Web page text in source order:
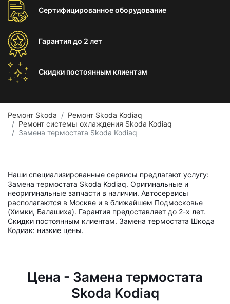
Сертифицированноеоборудование
Гарантиядо 2 лет
Скидки постоянным клиентам
Ремонт Skoda
Ремонт Skoda Kodiaq
Ремонт системы охлаждения Skoda Kodiaq
Замена термостата Skoda Kodiaq
Наши специализированные сервисы предлагают услугу:
Замена термостата Skoda Kodiaq. Оригинальные и
неоригинальные запчасти в наличии. Автосервисы
располагаются в Москве и в ближайшем Подмосковье
(Химки, Балашиха). Гарантия предоставляет до 2-х лет.
Скидки постоянным клиентам. Замена термостата Шкода
Кодиак: низкие цены.
Цена - Замена термостата
Skoda Kodiaq